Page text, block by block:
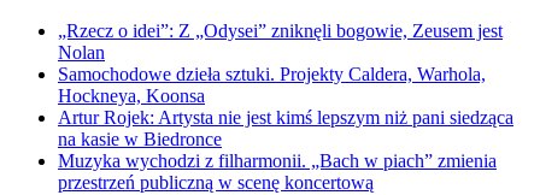
„Rzecz o idei”: Z „Odysei” zniknęli bogowie, Zeusem jest
Nolan
Samochodowe dzieła sztuki. Projekty Caldera, Warhola,
Hockneya, Koonsa
Artur Rojek: Artysta nie jest kimś lepszym niż pani siedząca
na kasie w Biedronce
Muzyka wychodzi z filharmonii. „Bach w piach” zmienia
przestrzeń publiczną w scenę koncertową